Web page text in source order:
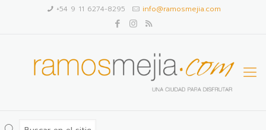
+54 9 11 6274-8295 info@ramosmejia.com